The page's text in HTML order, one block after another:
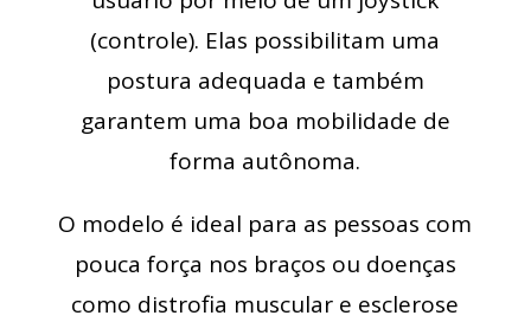
(controle). Elas possibilitam uma
postura adequada e também
garantem uma boa mobilidade de
forma autônoma.
O modelo é ideal para as pessoas com
pouca força nos braços ou doenças
como distrofia muscular e esclerose